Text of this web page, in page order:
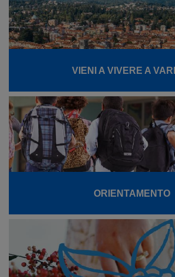
VIENI A VIVERE A
ORIENTAMENTO